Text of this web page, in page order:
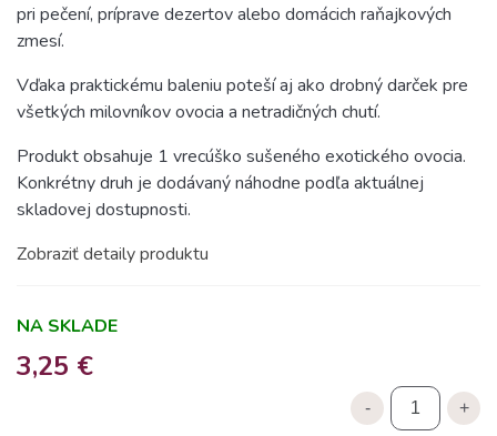
pri pečení, príprave dezertov alebo domácich raňajkových
zmesí.
Vďaka praktickému baleniu poteší aj ako drobný darček pre
všetkých milovníkov ovocia a netradičných chutí.
Produkt obsahuje 1 vrecúško sušeného exotického ovocia.
Konkrétny druh je dodávaný náhodne podľa aktuálnej
skladovej dostupnosti.
Zobraziť detaily produktu
NA SKLADE
3,25 €
- +